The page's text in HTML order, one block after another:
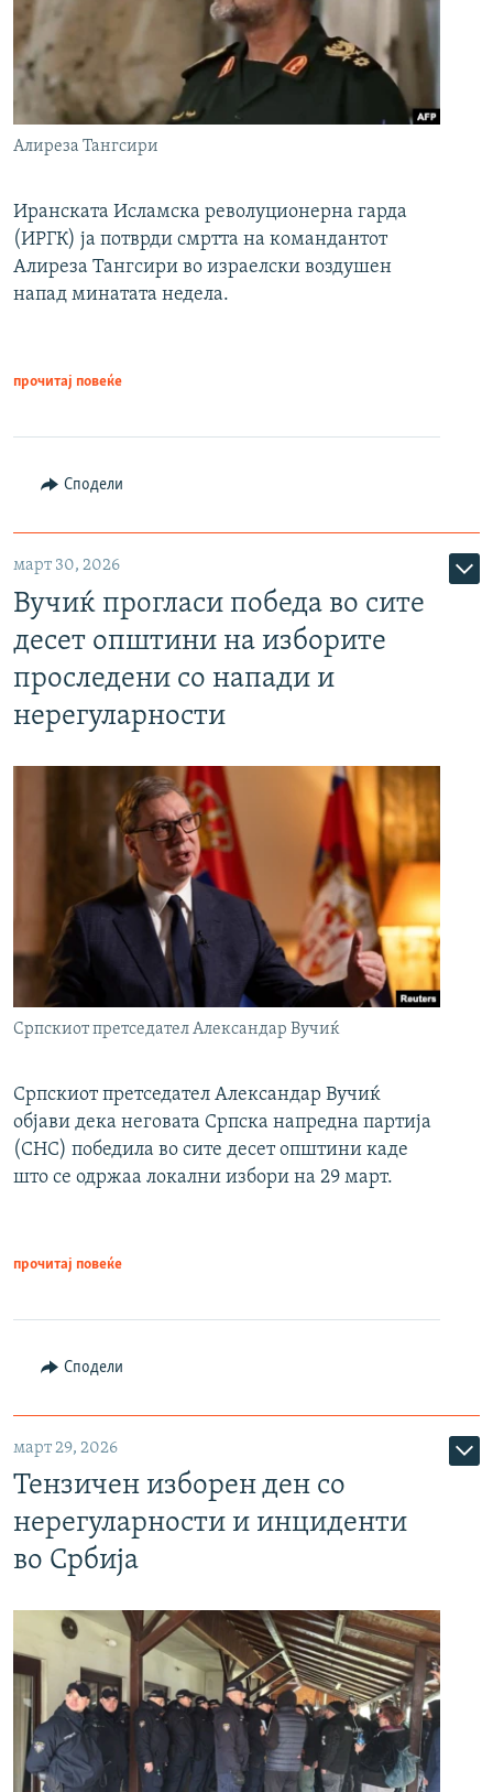
Алиреза Тангсири
Иранската Исламска револуционерна гарда
(ИРГК) ја потврди смртта на командантот
Алиреза Тангсири во израелски воздушен
напад минатата недела.
прочитај повеќе
Сподели
март 30, 2026
Вучиќ прогласи победа во сите
десет општини на изборите
проследени со напади и
нерегуларности
Српскиот претседател Александар Вучиќ
Српскиот претседател Александар Вучиќ
објави дека неговата Српска напредна партија
(СНС) победила во сите десет општини каде
што се одржаа локални избори на 29 март.
прочитај повеќе
Сподели
март 29, 2026
Тензичен изборен ден со
нерегуларности и инциденти
во Србија